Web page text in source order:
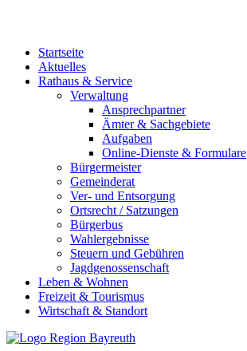
Startseite
Aktuelles
Rathaus & Service
Verwaltung
Ansprechpartner
Ämter & Sachgebiete
Aufgaben
Online-Dienste & Formulare
Bürgermeister
Gemeinderat
Ver- und Entsorgung
Ortsrecht / Satzungen
Bürgerbus
Wahlergebnisse
Steuern und Gebühren
Jagdgenossenschaft
Leben & Wohnen
Freizeit & Tourismus
Wirtschaft & Standort